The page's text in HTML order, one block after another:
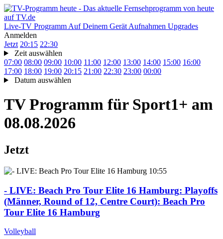
Live-TV Programm Auf Deinem Gerät Aufnahmen Upgrades
Anmelden
Jetzt 20:15 22:30
Zeit auswählen
07:00 08:00 09:00 10:00 11:00 12:00 13:00 14:00 15:00 16:00
17:00 18:00 19:00 20:15 21:00 22:30 23:00 00:00
Datum auswählen
TV Programm für Sport1+ am
08.08.2026
Jetzt
10:55
- LIVE: Beach Pro Tour Elite 16 Hamburg: Playoffs
(Männer, Round of 12, Centre Court): Beach Pro
Tour Elite 16 Hamburg
Volleyball